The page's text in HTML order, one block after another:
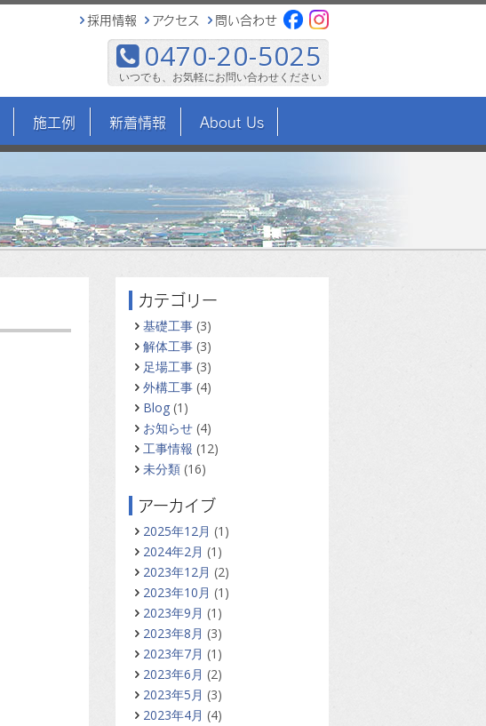
採用情報 アクセス 問い合わせ
0470-20-5025
いつでも、お気軽にお問い合わせください
施工例 新着情報 About Us
カテゴリー
基礎工事 (3)
解体工事 (3)
足場工事 (3)
外構工事 (4)
Blog (1)
お知らせ (4)
工事情報 (12)
未分類 (16)
アーカイブ
2025年12月 (1)
2024年2月 (1)
2023年12月 (2)
2023年10月 (1)
2023年9月 (1)
2023年8月 (3)
2023年7月 (1)
2023年6月 (2)
2023年5月 (3)
2023年4月 (4)